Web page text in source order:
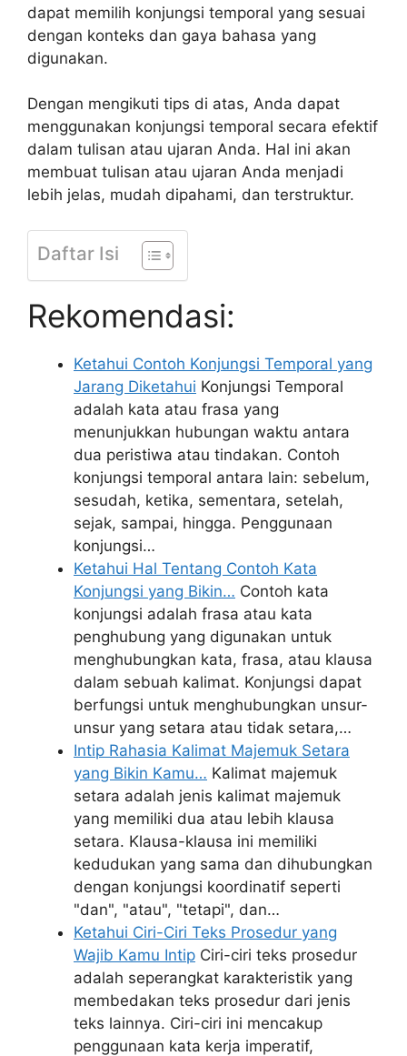
dapat memilih konjungsi temporal yang sesuai
dengan konteks dan gaya bahasa yang
digunakan.
Dengan mengikuti tips di atas, Anda dapat
menggunakan konjungsi temporal secara efektif
dalam tulisan atau ujaran Anda. Hal ini akan
membuat tulisan atau ujaran Anda menjadi
lebih jelas, mudah dipahami, dan terstruktur.
Daftar Isi
Rekomendasi:
Ketahui Contoh Konjungsi Temporal yang
Jarang Diketahui Konjungsi Temporal
adalah kata atau frasa yang
menunjukkan hubungan waktu antara
dua peristiwa atau tindakan. Contoh
konjungsi temporal antara lain: sebelum,
sesudah, ketika, sementara, setelah,
sejak, sampai, hingga. Penggunaan
konjungsi…
Ketahui Hal Tentang Contoh Kata
Konjungsi yang Bikin… Contoh kata
konjungsi adalah frasa atau kata
penghubung yang digunakan untuk
menghubungkan kata, frasa, atau klausa
dalam sebuah kalimat. Konjungsi dapat
berfungsi untuk menghubungkan unsur-
unsur yang setara atau tidak setara,…
Intip Rahasia Kalimat Majemuk Setara
yang Bikin Kamu… Kalimat majemuk
setara adalah jenis kalimat majemuk
yang memiliki dua atau lebih klausa
setara. Klausa-klausa ini memiliki
kedudukan yang sama dan dihubungkan
dengan konjungsi koordinatif seperti
"dan", "atau", "tetapi", dan…
Ketahui Ciri-Ciri Teks Prosedur yang
Wajib Kamu Intip Ciri-ciri teks prosedur
adalah seperangkat karakteristik yang
membedakan teks prosedur dari jenis
teks lainnya. Ciri-ciri ini mencakup
penggunaan kata kerja imperatif,